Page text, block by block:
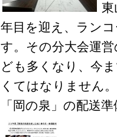
東
年目を迎え、ラン
す。その分大会運
ども多くなり、今
くてはなりません
「岡の泉」の配送